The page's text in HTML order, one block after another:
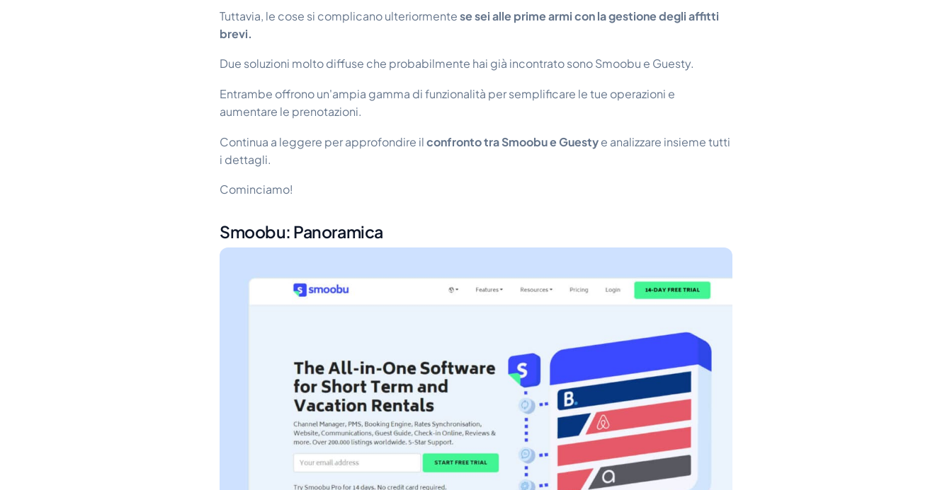
Tuttavia, le cose si complicano ulteriormentese sei alle prime armi con la gestione degli affitti
brevi.
Due soluzioni molto diffuse che probabilmente hai già incontrato sono Smoobu e Guesty.
Entrambe offrono un'ampia gamma di funzionalità per semplificare le tue operazioni e
aumentare le prenotazioni.
Continua a leggere per approfondire ilconfronto tra Smoobu e Guestye analizzare insieme tutti
i dettagli.
Cominciamo!
Smoobu: Panoramica